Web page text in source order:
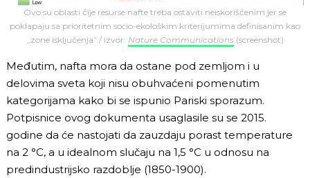
Ovo su oblasti čije resurse nafte treba ostaviti neiskorišćenim jer se
poklapaju sa prioritetnim socio-ekološkim kriterijumima definisanim kao
„zone isključenja” / izvor: Nature Communications(screenshot)
Međutim, nafta mora da ostane pod zemljom i u
delovima sveta koji nisu obuhvaćeni pomenutim
kategorijama kako bi se ispunio Pariski sporazum.
Potpisnice ovog dokumenta usaglasile su se 2015.
godine da će nastojati da zauzdaju porast temperature
na 2 °C, a u idealnom slučaju na 1,5 °C u odnosu na
predindustrijsko razdoblje (1850-1900).